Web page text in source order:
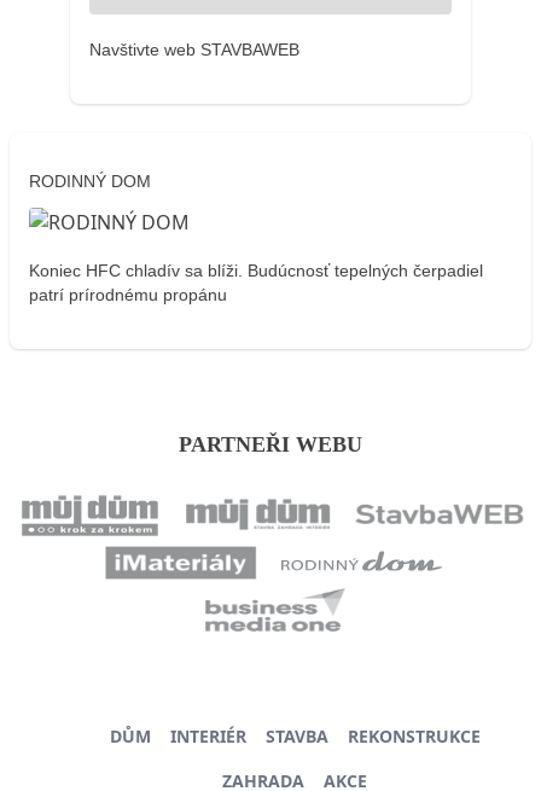
Navštivte web STAVBAWEB
RODINNÝ DOM
Koniec HFC chladív sa blíži. Budúcnosť tepelných čerpadiel
patrí prírodnému propánu
PARTNEŘI WEBU
DŮM INTERIÉR STAVBA
REKONSTRUKCE
ZAHRADA
AKCE